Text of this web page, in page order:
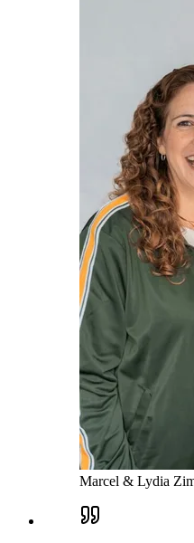
Marcel & Lydia